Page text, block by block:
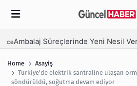
Ambalaj Süreçlerinde Yeni Nesil Verimliliği Olimpack ile Yakalayın
Home
Asayiş
Türkiye'de elektrik santraline ulaşan
söndürüldü, soğutma devam ediyor